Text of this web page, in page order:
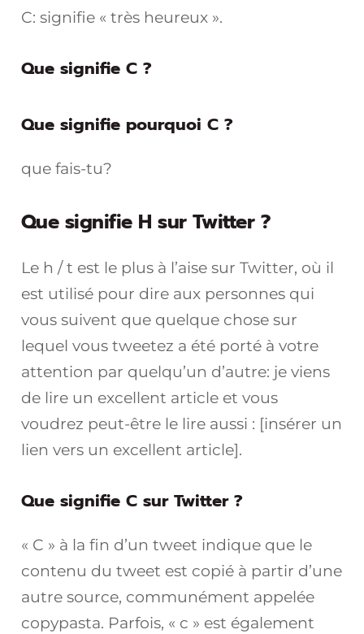
C: signifie « très heureux ».
Que signifie C ?
Que signifie pourquoi C ?
que fais-tu?
Que signifie H sur Twitter ?
Le h / t est le plus à l’aise sur Twitter, où il
est utilisé pour dire aux personnes qui
vous suivent que quelque chose sur
lequel vous tweetez a été porté à votre
attention par quelqu’un d’autre: je viens
de lire un excellent article et vous
voudrez peut-être le lire aussi : [insérer un
lien vers un excellent article].
Que signifie C sur Twitter ?
« C » à la fin d’un tweet indique que le
contenu du tweet est copié à partir d’une
autre source, communément appelée
copypasta. Parfois, « c » est également